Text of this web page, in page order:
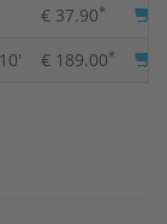
€ 37.90*
€ 189.00*